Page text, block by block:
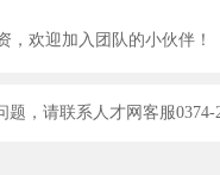
欢迎加入团队的小伙伴！